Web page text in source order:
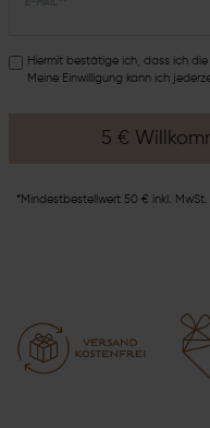
Hiermit bestätige ich, dass ich die
Meine Einwilligung kann ich
5 €
*Mindestbestellwert 50 € inkl. MwSt.